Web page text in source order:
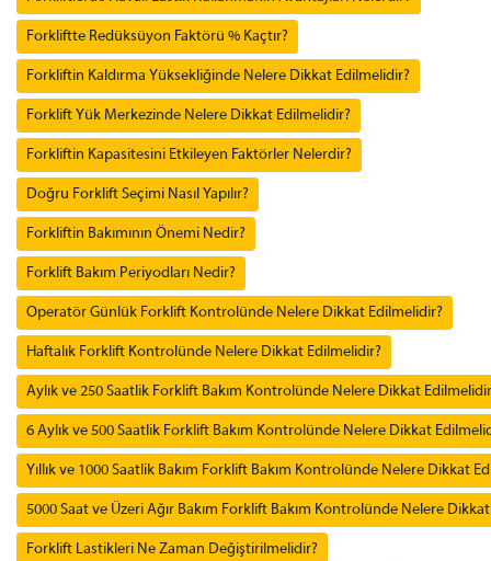
Forkliftte Redüksüyon Faktörü % Kaçtır?
Forkliftin Kaldırma Yüksekliğinde Nelere Dikkat Edilmelidir?
Forklift Yük Merkezinde Nelere Dikkat Edilmelidir?
Forkliftin Kapasitesini Etkileyen Faktörler Nelerdir?
Doğru Forklift Seçimi Nasıl Yapılır?
Forkliftin Bakımının Önemi Nedir?
Forklift Bakım Periyodları Nedir?
Operatör Günlük Forklift Kontrolünde Nelere Dikkat Edilmelidir?
Haftalık Forklift Kontrolünde Nelere Dikkat Edilmelidir?
Aylık ve 250 Saatlik Forklift Bakım Kontrolünde Nelere Dikkat
6 Aylık ve 500 Saatlik Forklift Bakım Kontrolünde Nelere Dikkat
Yıllık ve 1000 Saatlik Bakım Forklift Bakım Kontrolünde Nelere Dikkat
5000 Saat ve Üzeri Ağır Bakım Forklift Bakım Kontrolünde Nelere
Forklift Lastikleri Ne Zaman Değiştirilmelidir?